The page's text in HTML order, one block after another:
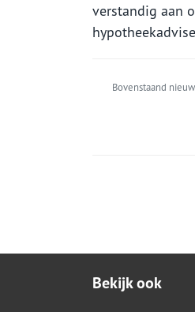
verstandig aan
Bovenstaand
Bekijk ook